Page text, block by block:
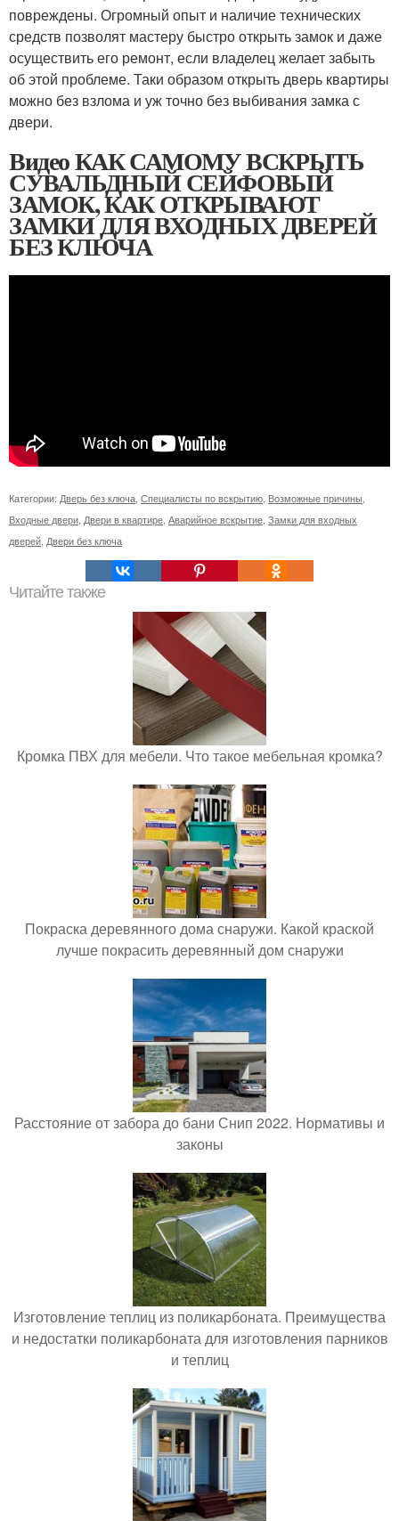
повреждены. Огромный опыт и наличие технических
средств позволят мастеру быстро открыть замок и даже
осуществить его ремонт, если владелец желает забыть
об этой проблеме. Таки образом открыть дверь квартиры
можно без взлома и уж точно без выбивания замка с
двери.
Видео КАК САМОМУ ВСКРЫТЬ
СУВАЛЬДНЫЙ СЕЙФОВЫЙ
ЗАМОК, КАК ОТКРЫВАЮТ
ЗАМКИ ДЛЯ ВХОДНЫХ ДВЕРЕЙ
БЕЗ КЛЮЧА
Категории: Дверь без ключа, Специалисты по вскрытию, Возможные причины,
Входные двери, Двери в квартире, Аварийное вскрытие, Замки для входных
дверей, Двери без ключа
Читайте также
Кромка ПВХ для мебели. Что такое мебельная кромка?
Покраска деревянного дома снаружи. Какой краской
лучше покрасить деревянный дом снаружи
Расстояние от забора до бани Снип 2022. Нормативы и
законы
Изготовление теплиц из поликарбоната. Преимущества
и недостатки поликарбоната для изготовления парников
и теплиц